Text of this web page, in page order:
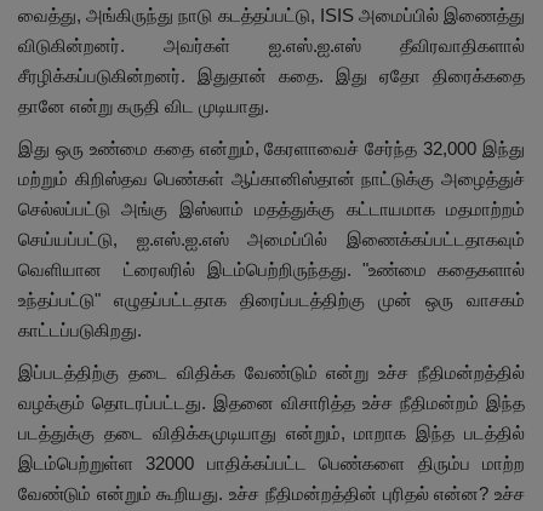
வைத்து, அங்கிருந்து நாடு கடத்தப்பட்டு, ISIS அமைப்பில் இணைத்து
விடுகின்றனர். அவர்கள் ஐ.எஸ்.ஐ.எஸ் தீவிரவாதிகளால்
சீரழிக்கப்படுகின்றனர். இதுதான் கதை. இது ஏதோ திரைக்கதை
தானே என்று கருதி விட முடியாது.
இது ஒரு உண்மை கதை என்றும், கேரளாவைச் சேர்ந்த 32,000 இந்து
மற்றும் கிறிஸ்தவ பெண்கள் ஆப்கானிஸ்தான் நாட்டுக்கு அழைத்துச்
செல்லப்பட்டு அங்கு இஸ்லாம் மதத்துக்கு கட்டாயமாக மதமாற்றம்
செய்யப்பட்டு, ஐ.எஸ்.ஐ.எஸ் அமைப்பில் இணைக்கப்பட்டதாகவும்
வெளியான ட்ரைலரில் இடம்பெற்றிருந்தது. "உண்மை கதைகளால்
உந்தப்பட்டு" எழுதப்பட்டதாக திரைப்படத்திற்கு முன் ஒரு வாசகம்
காட்டப்படுகிறது.
இப்படத்திற்கு தடை விதிக்க வேண்டும் என்று உச்ச நீதிமன்றத்தில்
வழக்கும் தொடரப்பட்டது. இதனை விசாரித்த உச்ச நீதிமன்றம் இந்த
படத்துக்கு தடை விதிக்கமுடியாது என்றும், மாறாக இந்த படத்தில்
இடம்பெற்றுள்ள 32000 பாதிக்கப்பட்ட பெண்களை திரும்ப மாற்ற
வேண்டும் என்றும் கூறியது. உச்ச நீதிமன்றத்தின் புரிதல் என்ன? உச்ச